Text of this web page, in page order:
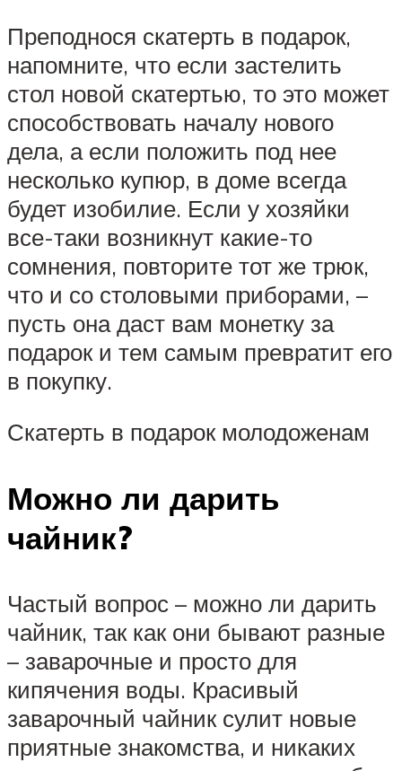
Преподнося скатерть в подарок,
напомните, что если застелить
стол новой скатертью, то это может
способствовать началу нового
дела, а если положить под нее
несколько купюр, в доме всегда
будет изобилие. Если у хозяйки
все-таки возникнут какие-то
сомнения, повторите тот же трюк,
что и со столовыми приборами, –
пусть она даст вам монетку за
подарок и тем самым превратит его
в покупку.
Скатерть в подарок молодоженам
Можно ли дарить
чайник?
Частый вопрос – можно ли дарить
чайник, так как они бывают разные
– заварочные и просто для
кипячения воды. Красивый
заварочный чайник сулит новые
приятные знакомства, и никаких